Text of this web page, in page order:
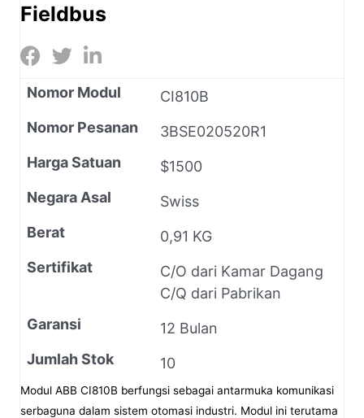
Fieldbus
Nomor Modul
CI810B
Nomor Pesanan
3BSE020520R1
Harga Satuan
$1500
Negara Asal
Swiss
Berat
0,91 KG
Sertifikat
C/O dari Kamar Dagang
C/Q dari Pabrikan
Garansi
12 Bulan
Jumlah Stok
10
Modul ABB CI810B berfungsi sebagai antarmuka komunikasi
serbaguna dalam sistem otomasi industri. Modul ini terutama